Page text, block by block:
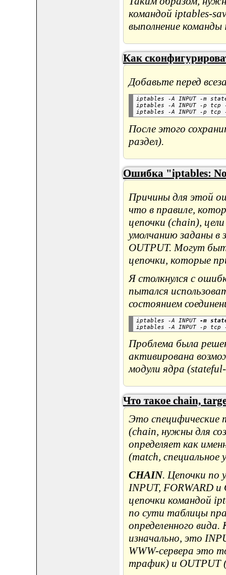
командой iptables-
выполнение
Как
Добавьте перед
iptables -A INPUT -m state
iptables -A INPUT -p tcp
После этого
раздел).
Ошибка "iptables:
Причины для этой
что в правиле,
цепочки (chain),
умолчанию заданы в
OUTPUT. Могут
цепочки, которые
Я столкнулся с
пытался
состоянием
iptables -A INPUT -m
iptables -A INPUT -p
Проблема была
активирована
модули ядра
Что такое chain,
Это специфические
(chain, нужны для
определяет как
(match,
CHAIN. Цепочки по
INPUT, FORWARD
цепочки командой
по сути таблицы
определенного
изначально, это
WWW-сервера это
трафик) и OUTPUT